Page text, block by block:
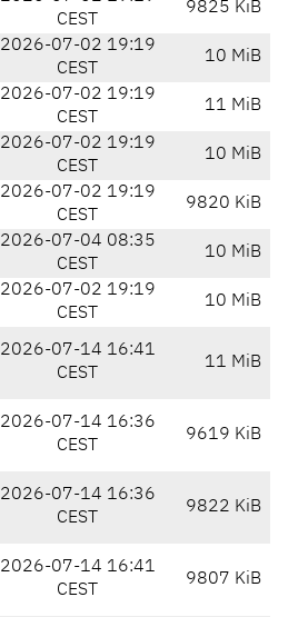
CEST
9825 KiB
2026-07-02 19:19
CEST
10 MiB
2026-07-02 19:19
CEST
11 MiB
2026-07-02 19:19
CEST
10 MiB
2026-07-02 19:19
CEST
9820 KiB
2026-07-04 08:35
CEST
10 MiB
2026-07-02 19:19
CEST
10 MiB
2026-07-14 16:41
CEST
11 MiB
2026-07-14 16:36
CEST
9619 KiB
2026-07-14 16:36
CEST
9822 KiB
2026-07-14 16:41
CEST
9807 KiB